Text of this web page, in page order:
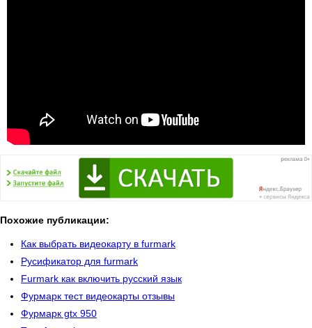
Похожие публикации:
Как выбрать видеокарту в furmark
Русификатор для furmark
Furmark как включить русский язык
Фурмарк тест видеокарты отзывы
Фурмарк gtx 950